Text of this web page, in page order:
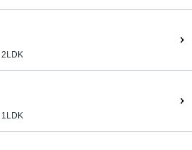
2LDK
1LDK